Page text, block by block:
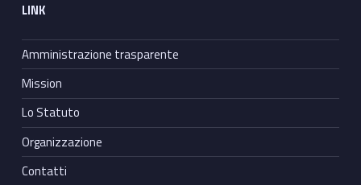
LINK
Amministrazione trasparente
Mission
Lo Statuto
Organizzazione
Contatti